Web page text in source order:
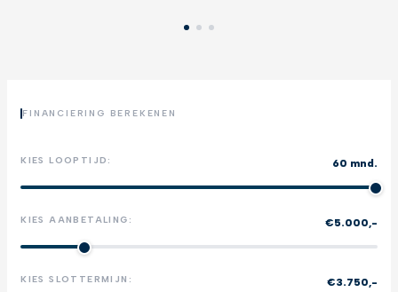
FINANCIERING BEREKENEN
KIES LOOPTIJD: 60 mnd.
KIES AANBETALING: €5.000,-
KIES SLOTTERMIJN: €3.750,-